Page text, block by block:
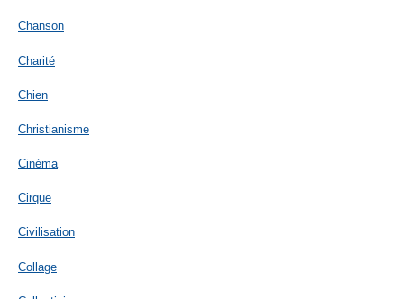
Chanson
Charité
Chien
Christianisme
Cinéma
Cirque
Civilisation
Collage